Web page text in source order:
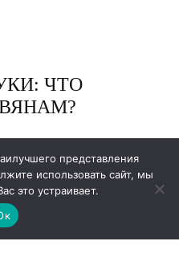
представления
использовать сайт, мы
это устраивает.